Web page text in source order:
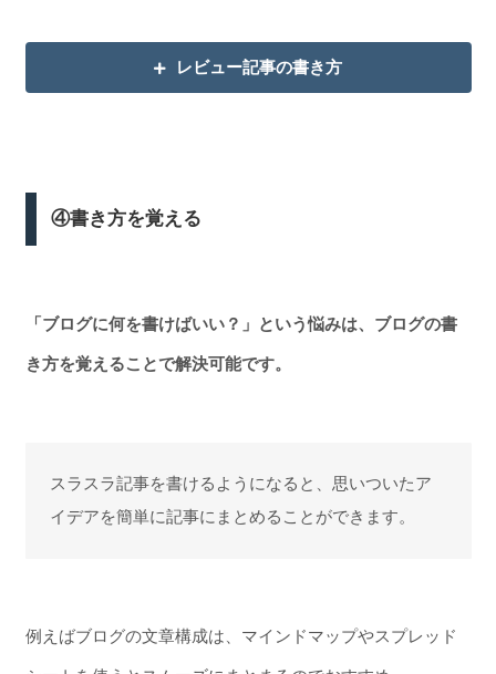
レビュー記事の書き方
④書き方を覚える
「ブログに何を書けばいい？」という悩みは、ブログの書
き方を覚えることで解決可能です。
スラスラ記事を書けるようになると、思いついたア
イデアを簡単に記事にまとめることができます。
例えばブログの文章構成は、マインドマップやスプレッド